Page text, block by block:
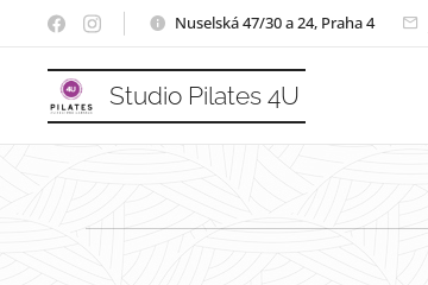
Nuselská 47/30 a 24, Praha 4
Studio Pilates 4U